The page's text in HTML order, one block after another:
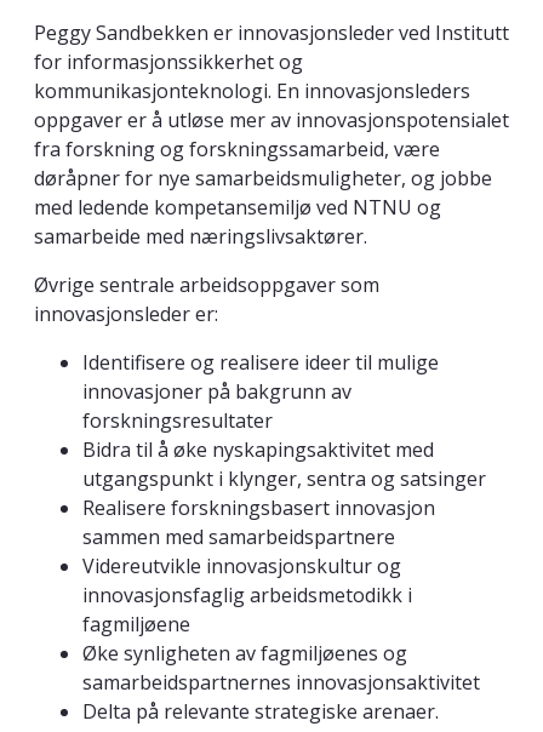
Peggy Sandbekken er innovasjonsleder ved Institutt
for informasjonssikkerhet og
kommunikasjonteknologi. En innovasjonsleders
oppgaver er å utløse mer av innovasjonspotensialet
fra forskning og forskningssamarbeid, være
døråpner for nye samarbeidsmuligheter, og jobbe
med ledende kompetansemiljø ved NTNU og
samarbeide med næringslivsaktører.
Øvrige sentrale arbeidsoppgaver som
innovasjonsleder er:
Identifisere og realisere ideer til mulige
innovasjoner på bakgrunn av
forskningsresultater
Bidra til å øke nyskapingsaktivitet med
utgangspunkt i klynger, sentra og satsinger
Realisere forskningsbasert innovasjon
sammen med samarbeidspartnere
Videreutvikle innovasjonskultur og
innovasjonsfaglig arbeidsmetodikk i
fagmiljøene
Øke synligheten av fagmiljøenes og
samarbeidspartnernes innovasjonsaktivitet
Delta på relevante strategiske arenaer.